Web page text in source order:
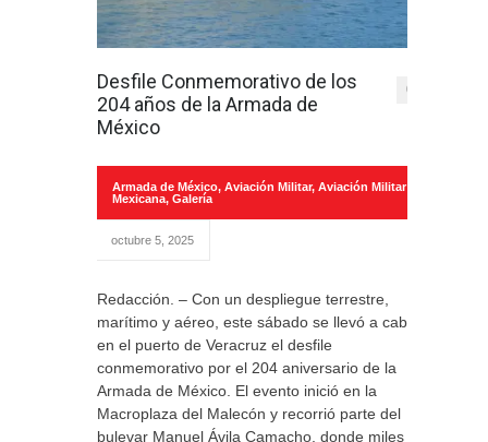
Desfile Conmemorativo de los
204 años de la Armada de
México
0
Armada de México, Aviación Militar, Aviación Militar
Mexicana, Galería
octubre 5, 2025
Redacción. – Con un despliegue terrestre,
marítimo y aéreo, este sábado se llevó a cabo
en el puerto de Veracruz el desfile
conmemorativo por el 204 aniversario de la
Armada de México. El evento inició en la
Macroplaza del Malecón y recorrió parte del
bulevar Manuel Ávila Camacho, donde miles